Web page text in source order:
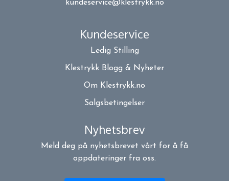
kundeservice@klestrykk.no
Kundeservice
Ledig Stilling
Klestrykk Blogg & Nyheter
Om Klestrykk.no
Salgsbetingelser
Nyhetsbrev
Meld deg på nyhetsbrevet vårt for å få
oppdateringer fra oss.